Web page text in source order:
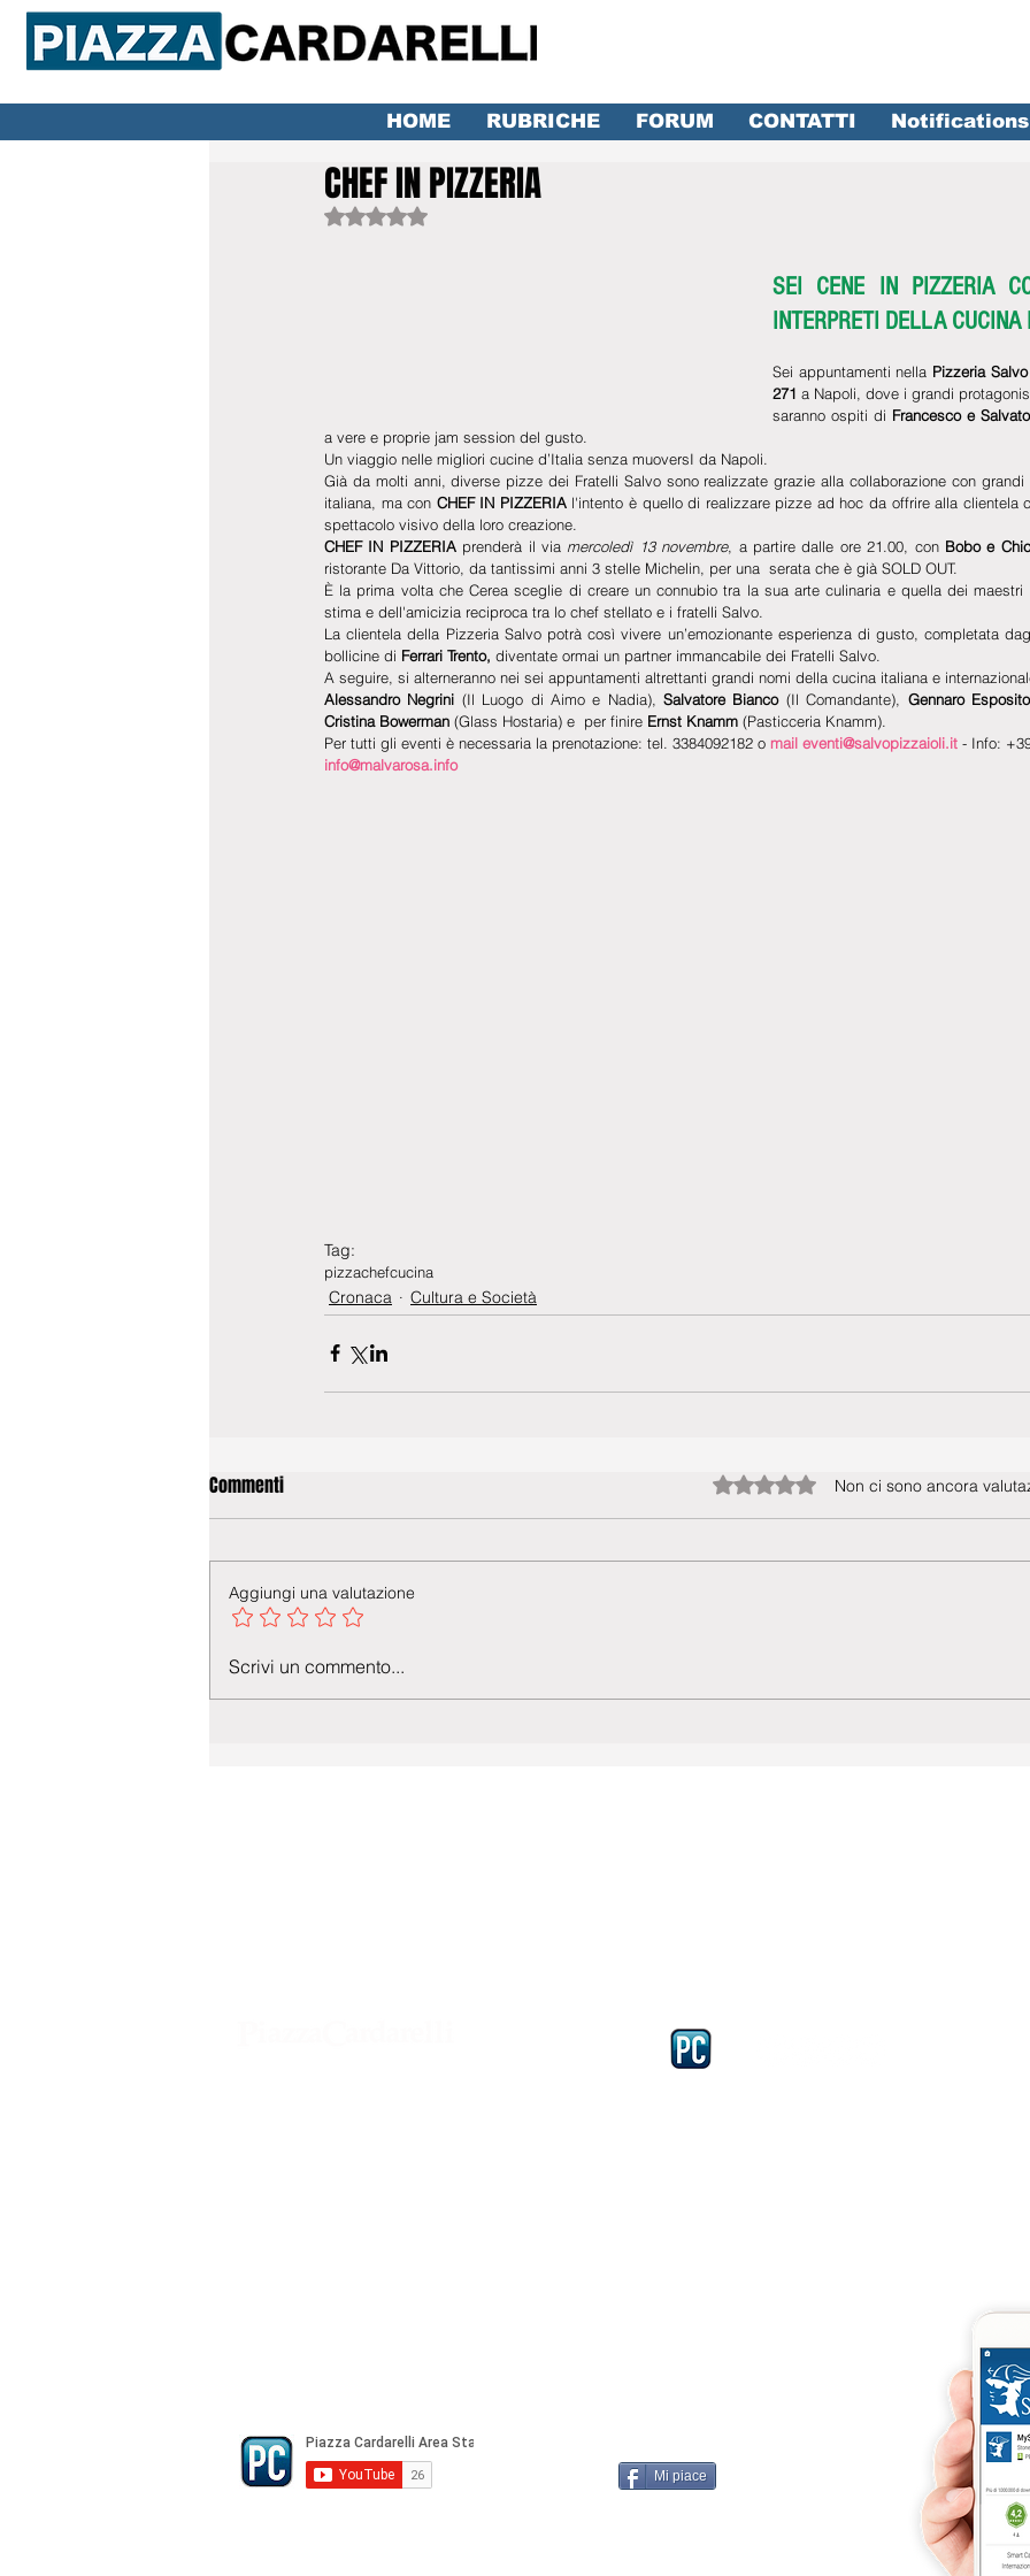
HOME RUBRICHE FORUM CONTATTI Notifications
CHEF IN PIZZERIA
Valutazione NaN stelle su 5.
SEI CENE IN PIZZERIA
INTERPRETI DELLA CUCINA
Sei appuntamenti nella Pizzeria
271 a Napoli, dove i grandi
saranno ospiti di Francesco e
a vere e proprie jam session del gusto.
Un viaggio nelle migliori cucine d’Italia senza muoversI da Napoli.
Già da molti anni, diverse pizze dei Fratelli Salvo sono realizzate grazie alla collaborazione con
italiana, ma con CHEF IN PIZZERIA l'intento è quello di realizzare pizze ad hoc da offrire alla clientela
spettacolo visivo della loro creazione.
CHEF IN PIZZERIA prenderà il via mercoledì 13 novembre, a partire dalle ore 21.00, con Bobo e
ristorante Da Vittorio, da tantissimi anni 3 stelle Michelin, per una  serata che è già SOLD OUT.
È la prima volta che Cerea sceglie di creare un connubio tra la sua arte culinaria e quella dei
stima e dell'amicizia reciproca tra lo chef stellato e i fratelli Salvo.
La clientela della Pizzeria Salvo potrà così vivere un’emozionante esperienza di gusto, completata
bollicine di Ferrari Trento, diventate ormai un partner immancabile dei Fratelli Salvo.
A seguire, si alterneranno nei sei appuntamenti altrettanti grandi nomi della cucina italiana e
Alessandro Negrini (Il Luogo di Aimo e Nadia), Salvatore Bianco (Il Comandante), Gennaro Esposito
Cristina Bowerman (Glass Hostaria) e  per finire Ernst Knamm (Pasticceria Knamm).
Per tutti gli eventi è necessaria la prenotazione: tel. 3384092182 o mail eventi@salvopizzaioli.it - Info:
info@malvarosa.info
Tag:
pizzachefcucina
Cronaca Cultura e Società
Commenti Valutazione 0 stelle su 5.Non ci sono ancora
Aggiungi una valutazione
Scrivi un commento...
Mi piace